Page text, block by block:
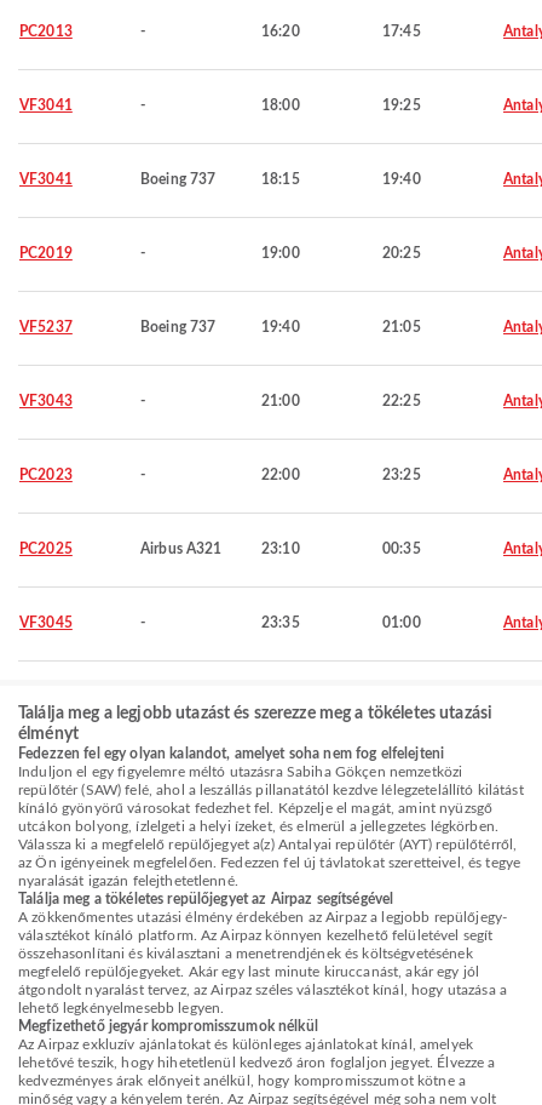
PC2013 - 16:20 17:45
VF3041 - 18:00 19:25
VF3041 Boeing 737 18:15 19:40
PC2019 - 19:00 20:25
VF5237 Boeing 737 19:40 21:05
VF3043 - 21:00 22:25
PC2023 - 22:00 23:25
PC2025 Airbus A321 23:10 00:35
VF3045 - 23:35 01:00
Találja meg a legjobb utazást és szerezze meg a tökéletes utazási
élményt
Fedezzen fel egy olyan kalandot, amelyet soha nem fog elfelejteni
Induljon el egy figyelemre méltó utazásra Sabiha Gökçen nemzetközi
repülőtér (SAW) felé, ahol a leszállás pillanatától kezdve lélegzetelállító kilátást
kínáló gyönyörű városokat fedezhet fel. Képzelje el magát, amint nyüzsgő
utcákon bolyong, ízlelgeti a helyi ízeket, és elmerül a jellegzetes légkörben.
Válassza ki a megfelelő repülőjegyet a(z) Antalyai repülőtér (AYT) repülőtérről,
az Ön igényeinek megfelelően. Fedezzen fel új távlatokat szeretteivel, és tegye
nyaralását igazán felejthetetlenné.
Találja meg a tökéletes repülőjegyet az Airpaz segítségével
A zökkenőmentes utazási élmény érdekében az Airpaz a legjobb repülőjegy-
választékot kínáló platform. Az Airpaz könnyen kezelhető felületével segít
összehasonlítani és kiválasztani a menetrendjének és költségvetésének
megfelelő repülőjegyeket. Akár egy last minute kiruccanást, akár egy jól
átgondolt nyaralást tervez, az Airpaz széles választékot kínál, hogy utazása a
lehető legkényelmesebb legyen.
Megfizethető jegyár kompromisszumok nélkül
Az Airpaz exkluzív ajánlatokat és különleges ajánlatokat kínál, amelyek
lehetővé teszik, hogy hihetetlenül kedvező áron foglaljon jegyet. Élvezze a
kedvezményes árak előnyeit anélkül, hogy kompromisszumot kötne a
minőség vagy a kényelem terén. Az Airpaz segítségével még soha nem volt